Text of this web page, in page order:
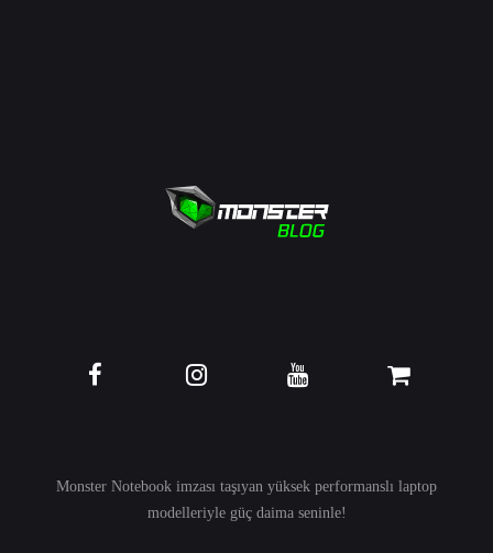
Monster Notebook imzası taşıyan yüksek performanslı laptop
modelleriyle güç daima seninle!